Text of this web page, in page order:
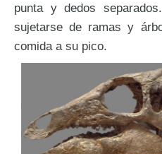
punta y dedos
sujetarse de ramas y
comida a su pico.